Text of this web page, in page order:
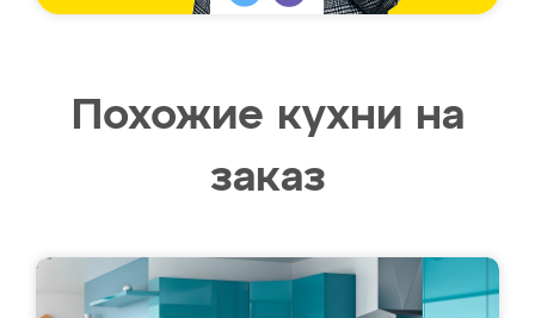
Похожие кухни на
заказ